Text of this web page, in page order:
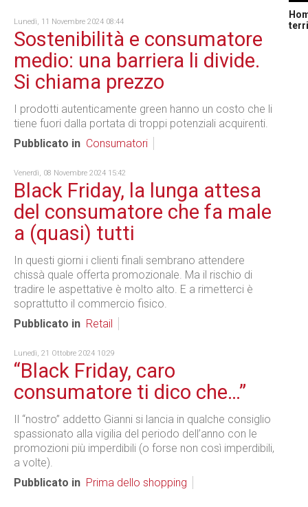
Lunedì, 11 Novembre 2024 08:44
Sostenibilità e consumatore
medio: una barriera li divide.
Si chiama prezzo
I prodotti autenticamente green hanno un costo che li
tiene fuori dalla portata di troppi potenziali acquirenti.
Pubblicato in Consumatori
Venerdì, 08 Novembre 2024 15:42
Black Friday, la lunga attesa
del consumatore che fa male
a (quasi) tutti
In questi giorni i clienti finali sembrano attendere
chissà quale offerta promozionale. Ma il rischio di
tradire le aspettative è molto alto. E a rimetterci è
soprattutto il commercio fisico.
Pubblicato in Retail
Lunedì, 21 Ottobre 2024 10:29
“Black Friday, caro
consumatore ti dico che…”
Il “nostro” addetto Gianni si lancia in qualche consiglio
spassionato alla vigilia del periodo dell’anno con le
promozioni più imperdibili (o forse non così imperdibili,
a volte).
Pubblicato in Prima dello shopping